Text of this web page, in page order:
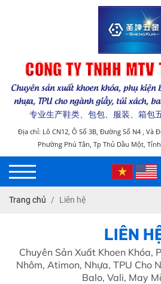
CÔNG TY TNHH MTV
Chuyên sản xuất khoen khóa, phụ
nhựa, TPU cho ngành giầy, túi xách,
专业生产鞋类、包包、服装、箱包
Địa chỉ: Lô CN12, Ô Số 3B, Đường Số N4 , Và
Phường Phú Tân, Tp Thủ Dầu Một,
Trang chủ Liên hệ
LIÊN
Chuyên Sản Xuất Khoen Khóa,
Nhôm, Atimon, Nhựa, TPU Cho
Balo, Vali, May